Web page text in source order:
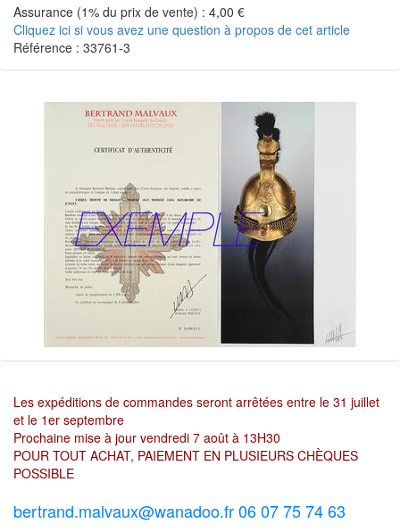
Assurance (1% du prix de vente) : 4,00 €
Cliquez ici si vous avez une question à propos de cet article
Référence : 33761-3
Les expéditions de commandes seront arrêtées entre le 31 juillet
et le 1er septembre
Prochaine mise à jour vendredi 7 août à 13H30
POUR TOUT ACHAT, PAIEMENT EN PLUSIEURS CHÈQUES
POSSIBLE
bertrand.malvaux@wanadoo.fr 06 07 75 74 63